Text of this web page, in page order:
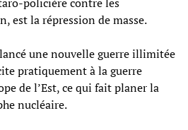
policière contre les
est la répression de masse.
une nouvelle guerre illimitée
pratiquement à la guerre
de l’Est, ce qui fait planer la
nucléaire.